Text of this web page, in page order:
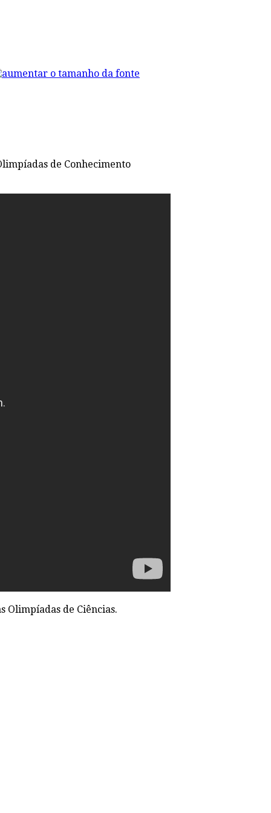
de Conhecimento
Olimpíadas de Ciências.